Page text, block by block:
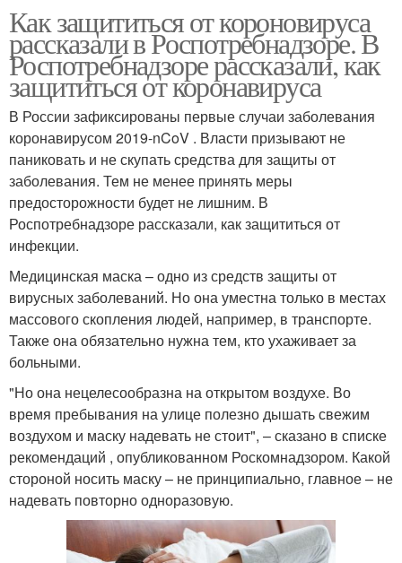
Как защититься от короновируса
рассказали в Роспотребнадзоре. В
Роспотребнадзоре рассказали, как
защититься от коронавируса
В России зафиксированы первые случаи заболевания
коронавирусом 2019-nCoV . Власти призывают не
паниковать и не скупать средства для защиты от
заболевания. Тем не менее принять меры
предосторожности будет не лишним. В
Роспотребнадзоре рассказали, как защититься от
инфекции.
Медицинская маска – одно из средств защиты от
вирусных заболеваний. Но она уместна только в местах
массового скопления людей, например, в транспорте.
Также она обязательно нужна тем, кто ухаживает за
больными.
"Но она нецелесообразна на открытом воздухе. Во
время пребывания на улице полезно дышать свежим
воздухом и маску надевать не стоит", – сказано в списке
рекомендаций , опубликованном Роскомнадзором. Какой
стороной носить маску – не принципиально, главное – не
надевать повторно одноразовую.